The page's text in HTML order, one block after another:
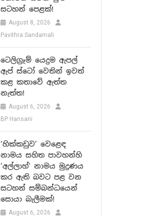
සටහන් පෙළක්!
August 8, 2026
Pavithra Sandamali
ටෙලිග්‍රෑම් යෙදුම ඇපල්
ඇප් ස්ටෝ වෙතින් ඉවත්
කළ කතාවේ ඇත්ත
නැත්ත!
August 6, 2026
BP Hansani
‘හික්කඩුව’ වෙළෙඳ
නාමය සහිත පාවහන්හි
‘අල්ලාහ්’ නාමය මුද්‍රණය
කර ඇති බවට පළ වන
සටහන් සම්බන්ධයෙන්
සොයා බැලීමක්!
August 6, 2026